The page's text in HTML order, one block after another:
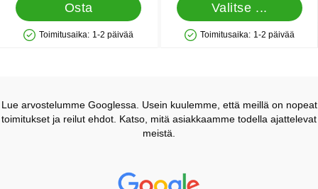
Osta
Saatavuus: Varastossa
Toimitusaika: 1-2 päivää
Valitse ...
Saatavuus: Varastossa
Toimitusaika: 1-2 päivää
Lue arvostelumme Googlessa. Usein kuulemme, että meillä on nopeat
toimitukset ja reilut ehdot. Katso, mitä asiakkaamme todella ajattelevat
meistä.
Prisjakt Arvostelu: 4.7 Tähdet